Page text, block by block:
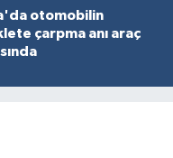
otomobilin
çarpma anı araç